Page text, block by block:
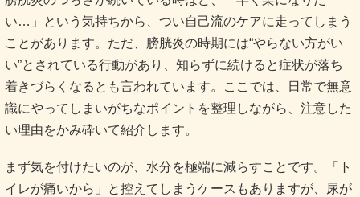
い…」という気持ちから、つい自己流のケアに走ってしまう
ことがあります。ただ、膀胱炎の時期には“やらない方がい
い”とされている行動があり、知らずに続けると症状が落ち
着きづらくなるとも言われています。ここでは、日常で無意
識にやってしまいがちなポイントを整理しながら、注意した
い理由をかみ砕いて紹介します。
まず気を付けたいのが、水分を極端に減らすことです。「ト
イレが痛いから」と控えてしまうケースもありますが、尿が